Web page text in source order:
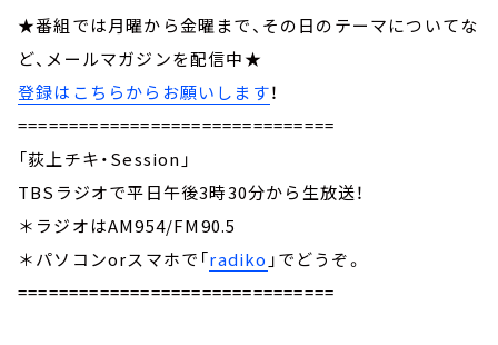
★番組では月曜から金曜まで、その日のテーマについてな
ど、メールマガジンを配信中★
登録はこちらからお願いします！
===============================
「荻上チキ・Session」
TBSラジオで平日午後3時30分から生放送！
＊ラジオはAM954/FM90.5
＊パソコンorスマホで「radiko 」でどうぞ。
===============================